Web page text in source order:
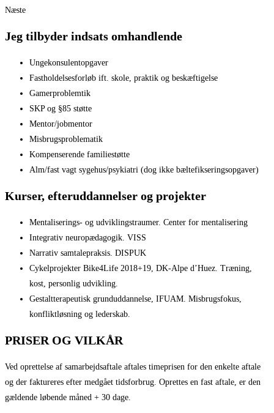
Næste
Jeg tilbyder indsats omhandlende
Ungekonsulentopgaver
Fastholdelsesforløb ift. skole, praktik og beskæftigelse
Gamerproblemtik
SKP og §85 støtte
Mentor/jobmentor
Misbrugsproblematik
Kompenserende familiestøtte
Alm/fast vagt sygehus/psykiatri (dog ikke bæltefikseringsopgaver)
Kurser, efteruddannelser og projekter
Mentaliserings- og udviklingstraumer. Center for mentalisering
Integrativ neuropædagogik. VISS
Narrativ samtalepraksis. DISPUK
Cykelprojekter Bike4Life 2018+19, DK-Alpe d’Huez. Træning,
kost, personlig udvikling.
Gestaltterapeutisk grunduddannelse, IFUAM. Misbrugsfokus,
konfliktløsning og lederskab.
PRISER OG VILKÅR
Ved oprettelse af samarbejdsaftale aftales timeprisen for den enkelte aftale
og der faktureres efter medgået tidsforbrug. Oprettes en fast aftale, er den
gældende løbende måned + 30 dage.